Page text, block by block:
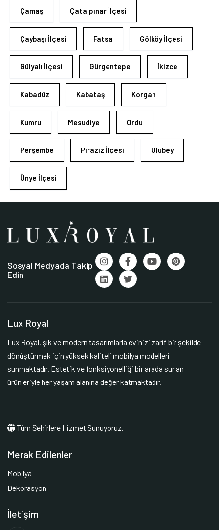
Çamaş Çatalpınar İlçesi
Çaybaşı İlçesi Fatsa Gölköy İlçesi
Gülyalı İlçesi Gürgentepe İkizce
Kabadüz Kabataş Korgan
Kumru Mesudiye Ordu
Perşembe Piraziz İlçesi Ulubey
Ünye İlçesi
Sosyal Medyada Takip
Edin
Lux Royal
Lux Royal, şık ve modern tasarımlarla evinizi zarif bir şekilde
dönüştürmek için yüksek kaliteli mobilya modelleri
sunmaktadır. Estetik ve fonksiyonelliği bir arada sunan
ürünleriyle her yaşam alanına değer katmaktadır.
Tüm Şehirlere Hizmet Sunuyoruz.
Merak Edilenler
Mobilya
Dekorasyon
İletişim